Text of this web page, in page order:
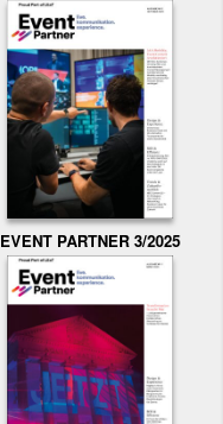
EVENT PARTNER 3/2025